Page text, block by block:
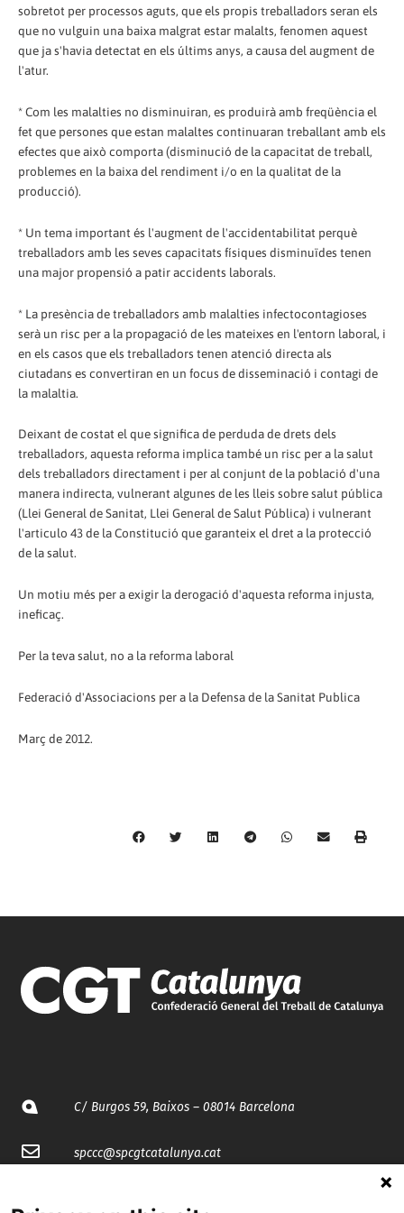
sobretot per processos aguts, que els propis treballadors seran els
que no vulguin una baixa malgrat estar malalts, fenomen aquest
que ja s'havia detectat en els últims anys, a causa del augment de
l'atur.
* Com les malalties no disminuiran, es produirà amb freqüència el
fet que persones que estan malaltes continuaran treballant amb els
efectes que això comporta (disminució de la capacitat de treball,
problemes en la baixa del rendiment i/o en la qualitat de la
producció).
* Un tema important és l'augment de l'accidentabilitat perquè
treballadors amb les seves capacitats físiques disminuïdes tenen
una major propensió a patir accidents laborals.
* La presència de treballadors amb malalties infectocontagioses
serà un risc per a la propagació de les mateixes en l'entorn laboral, i
en els casos que els treballadors tenen atenció directa als
ciutadans es convertiran en un focus de disseminació i contagi de
la malaltia.
Deixant de costat el que significa de perduda de drets dels
treballadors, aquesta reforma implica també un risc per a la salut
dels treballadors directament i per al conjunt de la població d'una
manera indirecta, vulnerant algunes de les lleis sobre salut pública
(Llei General de Sanitat, Llei General de Salut Pública) i vulnerant
l'articulo 43 de la Constitució que garanteix el dret a la protecció
de la salut.
Un motiu més per a exigir la derogació d'aquesta reforma injusta,
ineficaç.
Per la teva salut, no a la reforma laboral
Federació d'Associacions per a la Defensa de la Sanitat Publica
Març de 2012.
C/ Burgos 59, Baixos – 08014 Barcelona
spccc@spcgtcatalunya.cat